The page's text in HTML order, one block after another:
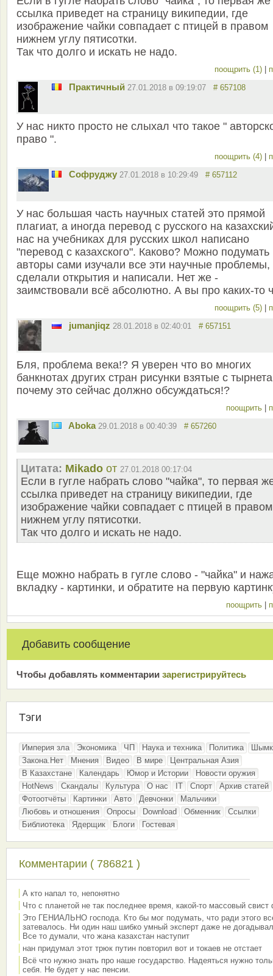
ссылка приведет на страницу википедии, где
изображение чайки совпадает с птицей в правом
нижнем углу пятисотки.
Так что долго и искать не надо.
поощрить (1) |
Практичный 27.01.2018 в 09:19:07 # 657108
У нас никто просто не слыхал что такое "
право ".
поощрить (4) |
Софруджу 27.01.2018 в 10:29:49 # 657112
У нас большая часть научных статей это прямой
плагиат, а иногда перевод с русского на
нас на учебниках для русских школ написано
"перевод с казахского". Каково? Можно подумать
авторы сами изучали все эти научные проблемы,
сделали открытия и написали. Нет же -
заимствовали всё абсолютно. А вы про каких-то
поощрить (5) |
jumanjiqz 28.01.2018 в 02:40:01 # 657151
Бля, проблема века!? Я уверен что во многих
банкнотах других стран рисунки взятые с
почему это сейчас должно обсуждаться!?
поощрить |
Aboka 29.01.2018 в 00:40:39 # 657260
Цитата: Mikado от 27.01.2018 00:17:04
Если в гугле набрать слово "чайка", то первая
ссылка приведет на страницу википедии, где
изображение чайки совпадает с птицей в правом
нижнем углу пятисотки.
Так что долго и искать не надо.
Еще можно набрать в гугле слово - "чайка" и
вкладку - картинки, и обратите на первую
поощрить |
Добавить сообщение
Чтобы добавлять комментарии зарeгиcтрирyйтeсь
Тэги
Империя зла Экономика ЧП Наука и техника Политика
Закона.Нет
Мнения Видео В мире
Центральная Азия
В Казахстане
Календарь Юмор и Истории
Новости оружия
HotNews
Скандалы Культура О нас IT Спорт
Архив статей
Фотоотчёты
Картинки Авто Девчонки
Мальчики
Любовь и отношения
Опросы Download Обменник
Ссылки
Библиотека
Ядерщик Блоги Гостевая
Комментарии ( 786821 )
А кто напал то, непонятно
Что с планетой не так последнее время, какой-то массовый свист
Это ГЕНИАЛЬНО господа. Кто бы мог подумать, что ради этого
затевалось. Ни один наш шибко умный эксперт даже не
Все то думали, что жана казахстан наступит
нан придумал этот трюк путин повторил вот и токаев не отстает
Всё что нужно знать про наше государство. Надеяться нужно
себя. Не будет у нас пенсии.